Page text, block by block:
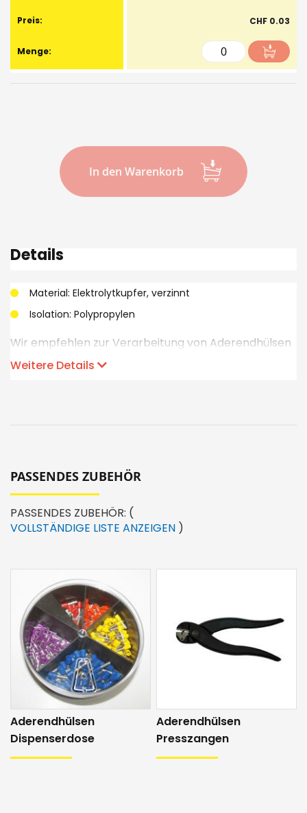
CHF 0.03
In den Warenkorb
Details
Material: Elektrolytkupfer, verzinnt
Isolation: Polypropylen
Wir empfehlen zur Verarbeitung von Aderendhülsen
die Verwendung von Netztech-Qualitätswerkzeugen.
Weitere Details
PASSENDES ZUBEHÖR
PASSENDES ZUBEHÖR: (
VOLLSTÄNDIGE LISTE ANZEIGEN )
Aderendhülsen
Dispenserdose
Aderendhülsen
Presszangen